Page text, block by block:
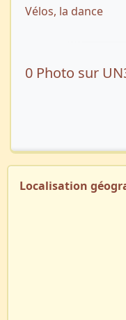
Vélos, la dance
0 Photo sur
Localisation